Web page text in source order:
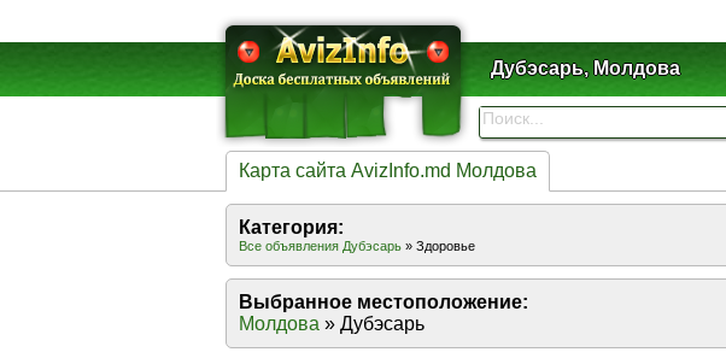
Дубэсарь, Молдова
Карта сайта AvizInfo.md Молдова
Категория:
Все объявления Дубэсарь » Здоровье
Выбранное местоположение:
Молдова » Дубэсарь